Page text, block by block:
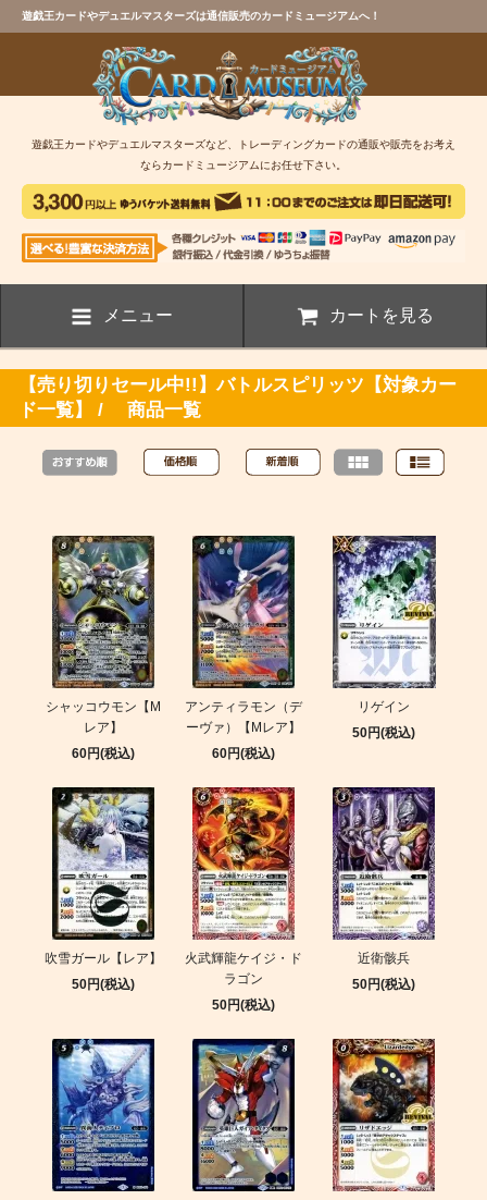
遊戯王カードやデュエルマスターズは通信販売のカードミュージアムへ！
遊戯王カードやデュエルマスターズなど、トレーディングカードの通販や販売をお考え
ならカードミュージアムにお任せ下さい。
メニュー カートを見る
【売り切りセール中!!】バトルスピリッツ【対象カー
ド一覧】 / 商品一覧
シャッコウモン【M
レア】
60円(税込)
アンティラモン（デ
ーヴァ）【Mレア】
60円(税込)
リゲイン
50円(税込)
吹雪ガール【レア】
50円(税込)
火武輝龍ケイジ・ド
ラゴン
50円(税込)
近衛骸兵
50円(税込)